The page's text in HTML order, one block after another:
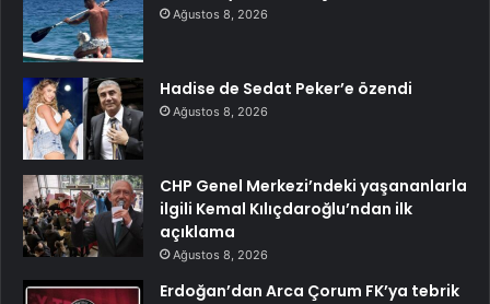
Ağustos 8, 2026
Hadise de Sedat Peker’e özendi
Ağustos 8, 2026
CHP Genel Merkezi’ndeki yaşananlarla
ilgili Kemal Kılıçdaroğlu’ndan ilk
açıklama
Ağustos 8, 2026
Erdoğan’dan Arca Çorum FK’ya tebrik